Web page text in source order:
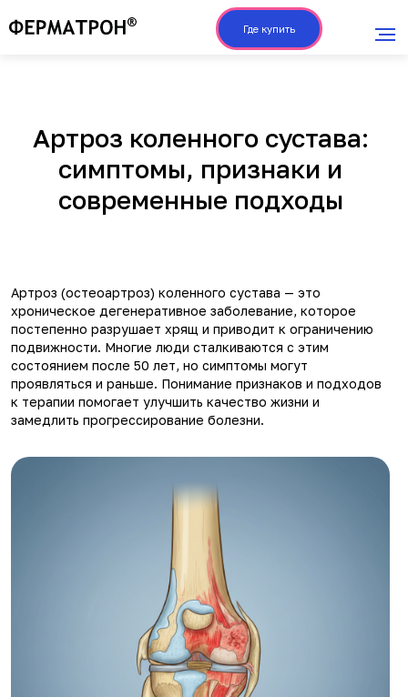
Где купить
Артроз коленного сустава:
симптомы, признаки и
современные подходы
Артроз (остеоартроз) коленного сустава — это
хроническое дегенеративное заболевание, которое
постепенно разрушает хрящ и приводит к ограничению
подвижности. Многие люди сталкиваются с этим
состоянием после 50 лет, но симптомы могут
проявляться и раньше. Понимание признаков и подходов
к терапии помогает улучшить качество жизни и
замедлить прогрессирование болезни.